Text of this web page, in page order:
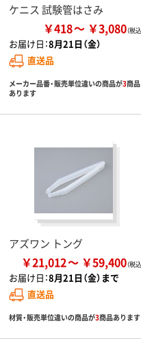
ケニス 試験管はさみ
￥418 ￥3,080
お届け日：8月21日（金）
直送品
メーカー品番・販売単位違いの商品が3商品
あります
アズワン トング
￥21,012 ￥59,400
お届け日：8月21日（金）まで
直送品
材質・販売単位違いの商品が3商品あります